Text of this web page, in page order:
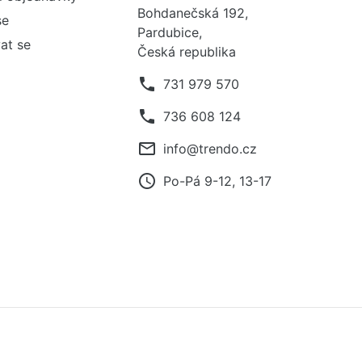
se
Bohdanečská 192,
Pardubice,
Česká republika
phone 731 979 570
phone 736 608 124
mail_outline info@trendo.cz
access_time Po-Pá 9-12, 13-17